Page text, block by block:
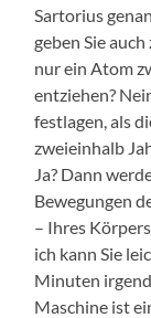
Sartorius
geben Sie
nur ein Atom
entziehen?
festlagen, als
zweieinhalb
Ja? Dann
Bewegungen
– Ihres
ich kann Sie
Minuten
Maschine ist